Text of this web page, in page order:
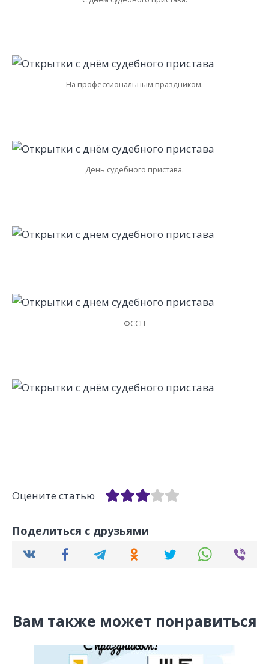
На профессиональным праздником.
День судебного пристава.
ФССП
Оцените статью
Поделиться с друзьями
Вам также может понравиться